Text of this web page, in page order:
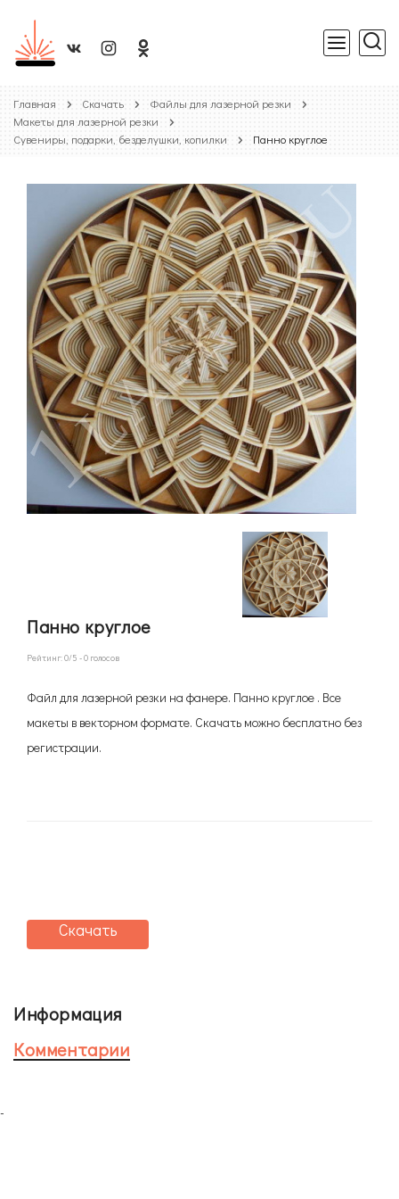
Главная Скачать
Файлы для лазерной резки
Макеты для лазерной резки
Сувениры, подарки, безделушки, копилки
Панно круглое
Панно круглое
Рейтинг:0/5 -0 голосов
Файл для лазерной резки на фанере. Панно круглое . Все
макеты в векторном формате. Скачать можно бесплатно без
регистрации.
Скачать
Информация
Комментарии
-